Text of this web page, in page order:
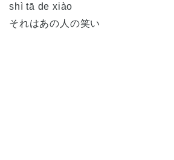
shì tā de xiào
それはあの人の笑い